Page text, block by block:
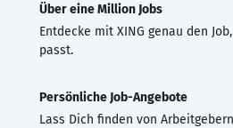
Über eine Million Jobs
Entdecke mit XING genau den
passt.
Persönliche Job-Angebote
Lass Dich finden von